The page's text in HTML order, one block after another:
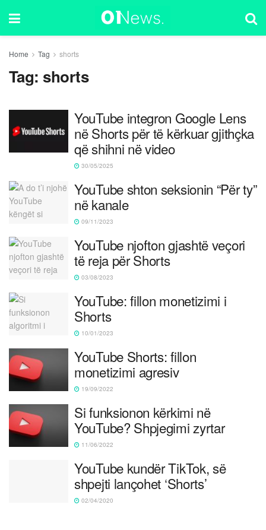
Home Tag shorts
Tag: shorts
YouTube integron Google Lens
në Shorts për të kërkuar gjithçka
që shihni në video
30/05/2025
YouTube shton seksionin “Për ty”
në kanale
09/11/2023
YouTube njofton gjashtë veçori
të reja për Shorts
03/08/2023
YouTube: fillon monetizimi i
Shorts
10/01/2023
YouTube Shorts: fillon
monetizimi agresiv
19/09/2022
Si funksionon kërkimi në
YouTube? Shpjegimi zyrtar
11/06/2022
YouTube kundër TikTok, së
shpejti lançohet ‘Shorts’
02/04/2020